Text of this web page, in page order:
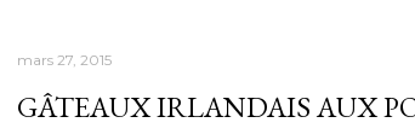
mars 27, 2015
GÂTEAUX IRLANDAIS AUX